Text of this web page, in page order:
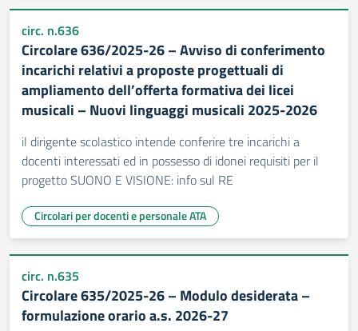
circ. n.636
Circolare 636/2025-26 – Avviso di conferimento
incarichi relativi a proposte progettuali di
ampliamento dell’offerta formativa dei licei
musicali – Nuovi linguaggi musicali 2025-2026
il dirigente scolastico intende conferire tre incarichi a
docenti interessati ed in possesso di idonei requisiti per il
progetto SUONO E VISIONE: info sul RE
Circolari per docenti e personale ATA
circ. n.635
Circolare 635/2025-26 – Modulo desiderata –
formulazione orario a.s. 2026-27